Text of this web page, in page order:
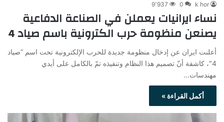
k hor
0 9٬937
نساء ايرانيات يعملن في الصناعة الدفاعية
يصنعن منظومة حرب الكترونية باسم صياد 4
أعلنت ايران عن إدخال منظومة جديدة للحرب الإلكترونية تحت اسم “صياد
4″، كاشفة أنّ تصميم هذا النظام وتنفيذه تمّ بالكامل على أيدي
مهندسات…
أكمل القراءة »